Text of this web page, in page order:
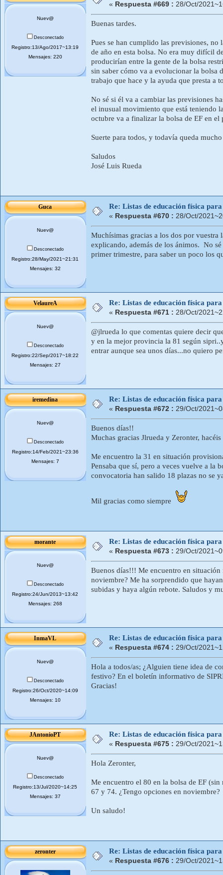
Nuev@
Desconectado
Registro:13/Ago/2017~13:19
Mensajes: 220
« Respuesta #669 : 28/Oct/
Buenas tardes.
Pues se han cumplido las previsiones, no
de año en esta bolsa. No era muy difícil
producirían entre la gente de la bolsa
sin saber cómo va a evolucionar la bolsa
trabajo que hace y la ayuda que presta a
No sé si él va a cambiar las previsiones
el inusual movimiento que está teniendo
octubre va a finalizar la bolsa de EF en
Suerte para todos, y todavía queda
Saludos
José Luis Rueda
Guca
Nuev@
Desconectado
Registro:28/May/2021~21:31
Mensajes: 32
Re: Listas de educación física
« Respuesta #670 : 28/Oct/
Muchísimas gracias a los dos por
explicando, además de los ánimos. No
primer trimestre, para saber un poco los
VelaureA
Nuev@
Desconectado
Registro:22/Sep/2017~18:22
Mensajes: 27
Re: Listas de educación física
« Respuesta #671 : 28/Oct/
@jlrueda lo que comentas quiere decir
y en la mejor provincia la 81 según
entrar aunque sea unos días...no quiero
iremedina
Nuev@
Desconectado
Registro:14/Feb/2021~23:36
Mensajes: 7
Re: Listas de educación física
« Respuesta #672 : 29/Oct/
Buenos días!!
Muchas gracias Jlrueda y Zeronter,
Me encuentro la 31 en situación
Pensaba que sí, pero a veces vuelve a la
convocatoria han salido 18 plazas no se
Mil gracias como siempre
morante
Nuev@
Desconectado
Registro:24/Jun/2013~13:42
Mensajes: 268
Re: Listas de educación física
« Respuesta #673 : 29/Oct/
Buenos días!!! Me encuentro en
noviembre? Me ha sorprendido que
subidas y haya algún rebote. Saludos y
InmaVL
Nuev@
Desconectado
Registro:26/Oct/2020~14:09
Mensajes: 10
Re: Listas de educación física
« Respuesta #674 : 29/Oct/
Hola a todos/as; ¿Alguien tiene idea de
festivo? En el boletín informativo de
Gracias!
JAntonioPT
Nuev@
Desconectado
Registro:13/Jul/2020~14:25
Mensajes: 37
Re: Listas de educación física
« Respuesta #675 : 29/Oct/
Hola Zeronter,
Me encuentro el 80 en la bolsa de EF
67 y 74. ¿Tengo opciones en noviembre?
Un saludo!
zeronter Re: Listas de educación física
« Respuesta #676 : 29/Oct/